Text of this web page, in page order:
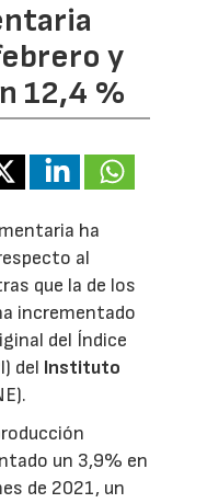
y
12,4 %
ha
al
que la de los
incrementado
del Índice
del Instituto
un 3,9% en
de 2021, un